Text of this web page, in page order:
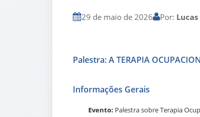
29 de maio de 2026 Por:
Palestra: A TERAPIA
Informações Gerais
Evento: Palestra sobre Terapia